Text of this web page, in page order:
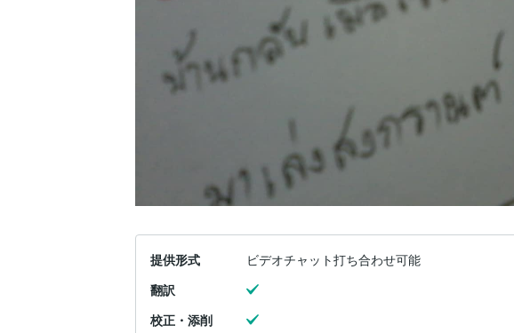
提供形式
ビデオチャット打ち合わせ可能
翻訳
校正・添削